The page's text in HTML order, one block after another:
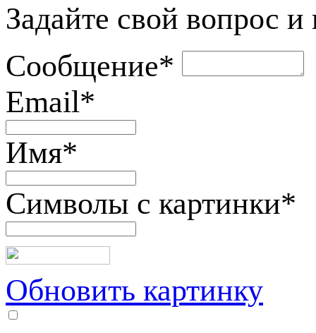
Задайте свой вопрос
Сообщение*
Email*
Имя*
Символы с картинки*
Обновить картинку